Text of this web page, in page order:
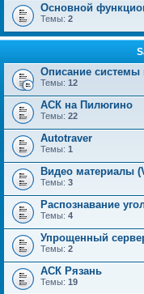
Основной
Темы: 2
Описание системы
Темы: 12
АСК на Пилюгино
Темы: 22
Autotraver
Темы: 1
Видео материалы
Темы: 3
Распознавание
Темы: 4
Упрощенный
Темы: 2
АСК Рязань
Темы: 19